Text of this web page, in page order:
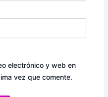
electrónico y web en
vez que comente.